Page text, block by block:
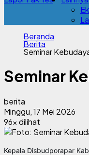
Beranda
Berita
Seminar
Seminar
berita
Minggu, 17 Mei 2026
96x dilihat
Kepala Disbudporapar